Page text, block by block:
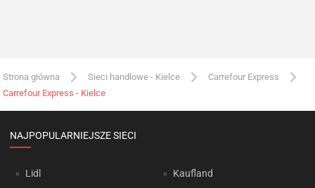
Strona główna Sieci handlowe - Kielce
Carrefour Express
Carrefour Express - Kielce
NAJPOPULARNIEJSZE SIECI
Lidl Kaufland